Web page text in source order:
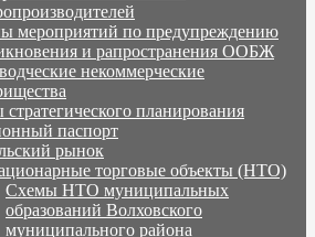
мероприятий по предупреждению
и рапространения ООБЖ
некоммерческие
планирования
паспорт
рынок
торговые объекты (НТО)
Схемы НТО муниципальных
образований Волховского
муниципального района